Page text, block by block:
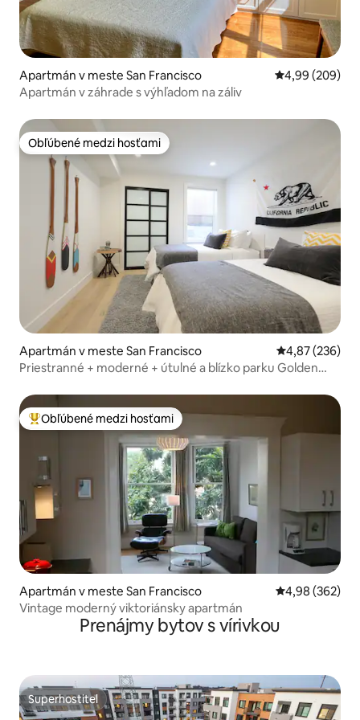
Apartmán v meste San Francisco Priemerné
4,99 (209)
Apartmán v záhrade s výhľadom na záliv
Obľúbené medzi hosťami
Obľúbené medzi hosťami
Apartmán v meste San Francisco Priemerné
4,87 (236)
Priestranné + moderné + útulné a blízko parku Golden
Najobľúbenejšie medzi hosťami
Obľúbené medzi hosťami
Apartmán v meste San Francisco Priemerné
4,98 (362)
Vintage moderný viktoriánsky apartmán
Prenájmy bytov s vírivkou
Superhostiteľ
Superhostiteľ